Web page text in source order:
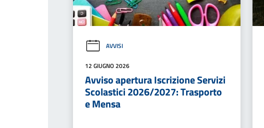
AVVISI
12 GIUGNO 2026
Avviso apertura Iscrizione Servizi
Scolastici 2026/2027: Trasporto
e Mensa